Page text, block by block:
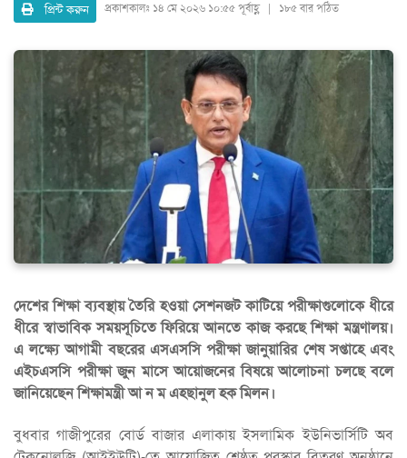
প্রিন্ট করুন প্রকাশকালঃ ১৪ মে ২০২৬ ১০:৫৫ পূর্বাহ্ণ | ১৮৫ বার পঠিত
দেশের শিক্ষা ব্যবস্থায় তৈরি হওয়া সেশনজট কাটিয়ে পরীক্ষাগুলোকে ধীরে
ধীরে স্বাভাবিক সময়সূচিতে ফিরিয়ে আনতে কাজ করছে শিক্ষা মন্ত্রণালয়।
এ লক্ষ্যে আগামী বছরের এসএসসি পরীক্ষা জানুয়ারির শেষ সপ্তাহে এবং
এইচএসসি পরীক্ষা জুন মাসে আয়োজনের বিষয়ে আলোচনা চলছে বলে
জানিয়েছেন শিক্ষামন্ত্রী আ ন ম এহছানুল হক মিলন।
বুধবার গাজীপুরের বোর্ড বাজার এলাকায় ইসলামিক ইউনিভার্সিটি অব